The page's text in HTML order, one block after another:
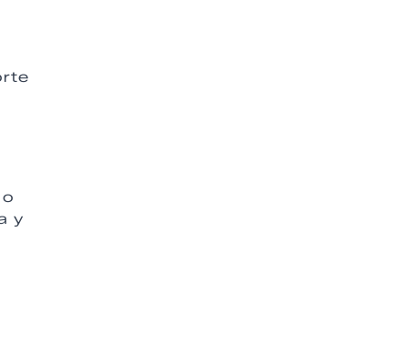
y